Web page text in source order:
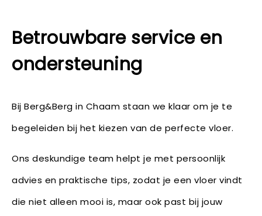
Betrouwbare service en
ondersteuning
Bij Berg&Berg in Chaam staan we klaar om je te
begeleiden bij het kiezen van de perfecte vloer.
Ons deskundige team helpt je met persoonlijk
advies en praktische tips, zodat je een vloer vindt
die niet alleen mooi is, maar ook past bij jouw